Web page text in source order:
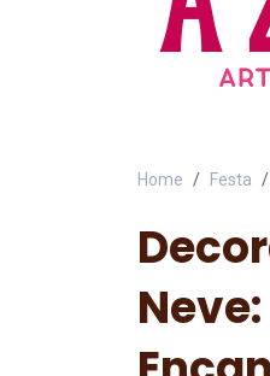
Home Festa